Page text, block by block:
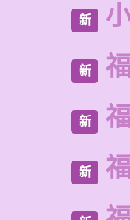
新
新
新
新